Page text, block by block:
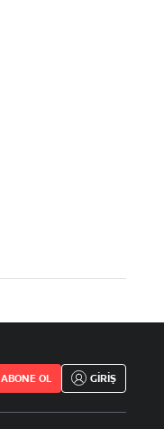
ABONE OL GİRİŞ